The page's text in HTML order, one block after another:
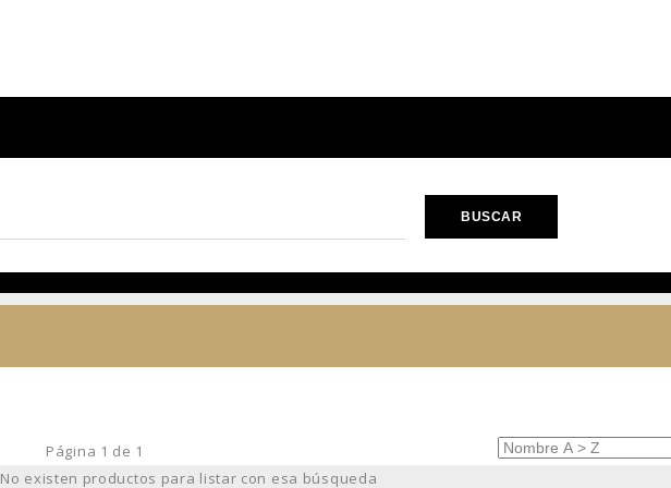
Página 1 de 1
No existen productos para listar con esa búsqueda